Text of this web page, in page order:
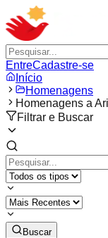
EntreCadastre-se
Início
Homenagens
Homenagens a
Filtrar e Buscar
Buscar